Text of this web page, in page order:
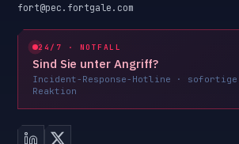
fort@pec.fortgale.com
24/7 · NOTFALL
Sind Sie unter Angriff?
Incident-Response-Hotline · sofortige
Reaktion